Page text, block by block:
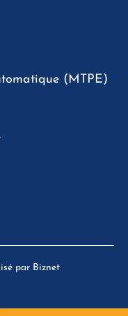
(MTPE)
par Biznet